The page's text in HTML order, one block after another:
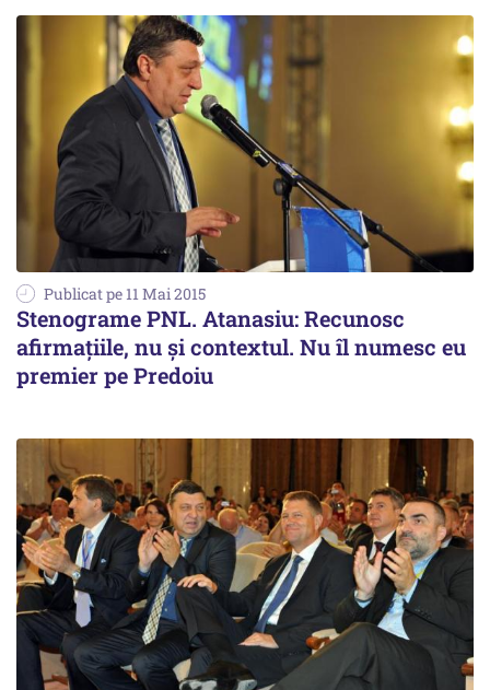
Publicat pe 11 Mai 2015
Stenograme PNL. Atanasiu: Recunosc
afirmațiile, nu și contextul. Nu îl numesc eu
premier pe Predoiu